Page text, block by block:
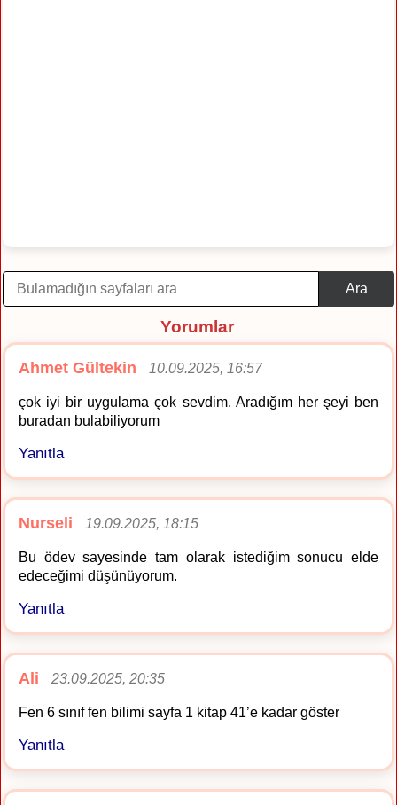
Ara
Yorumlar
Ahmet Gültekin 10.09.2025, 16:57
çok iyi bir uygulama çok sevdim. Aradığım her şeyi ben
buradan bulabiliyorum
Yanıtla
Nurseli 19.09.2025, 18:15
Bu ödev sayesinde tam olarak istediğim sonucu elde
edeceğimi düşünüyorum.
Yanıtla
Ali 23.09.2025, 20:35
Fen 6 sınıf fen bilimi sayfa 1 kitap 41’e kadar göster
Yanıtla